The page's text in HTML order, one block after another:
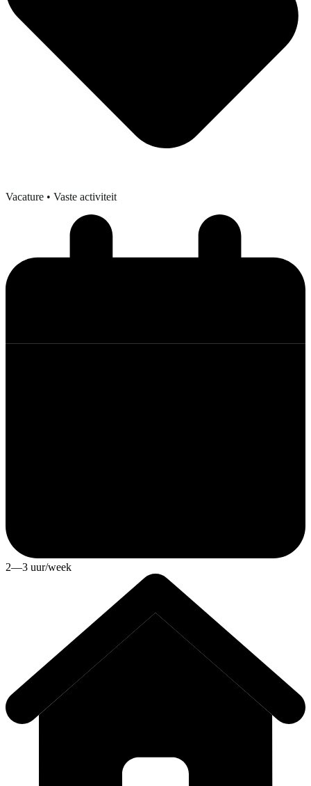
Vacature • Vaste activiteit
2—3 uur/week